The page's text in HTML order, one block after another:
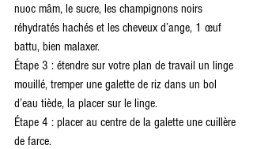
nuoc mâm, le sucre, les champignons noirs
réhydratés hachés et les cheveux d’ange, 1 œuf
battu, bien malaxer.
Étape 3 : étendre sur votre plan de travail un linge
mouillé, tremper une galette de riz dans un bol
d’eau tiède, la placer sur le linge.
Étape 4 : placer au centre de la galette une cuillère
de farce.